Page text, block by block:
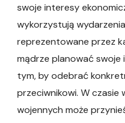
swoje interesy
wykorzystują
reprezentowane przez
mądrze planować swoje
tym, by odebrać
przeciwnikowi. W czasie
wojennych może